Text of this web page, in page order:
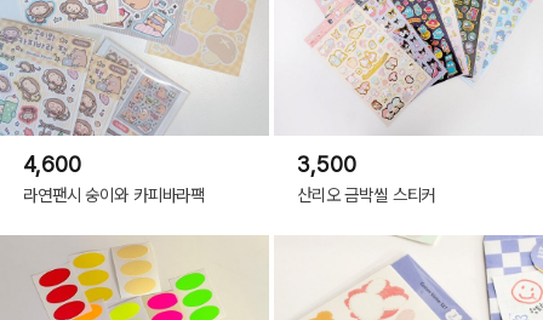
4,600
라연팬시 숭이와 카피바라팩
3,500
산리오 금박씰 스티커